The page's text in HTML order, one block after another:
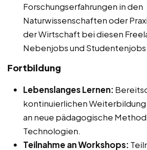
Forschungserfahrungen in den
Naturwissenschaften oder
der Wirtschaft bei diesen
Nebenjobs und Studentenjobs
Fortbildung
Lebenslanges Lernen:
kontinuierlichen Weiterbildung
an neue pädagogische
Technologien.
Teilnahme an Workshops: